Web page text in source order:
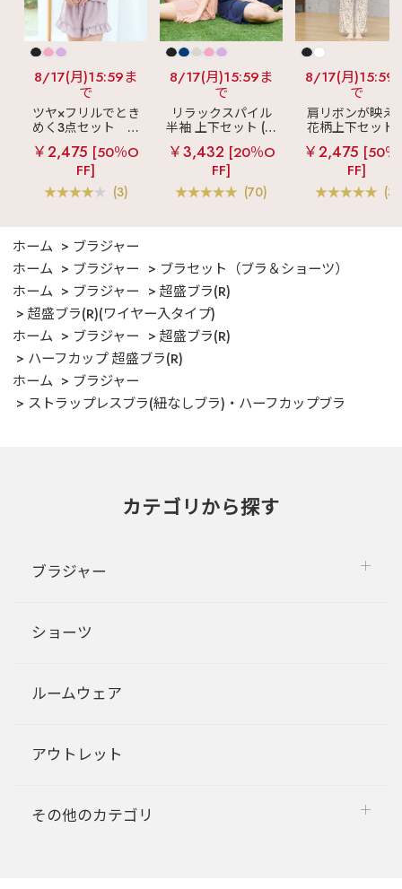
8/17(月)15:59ま
で
ツヤ×フリルでとき
めく3点セット
シ
ルキー ショートパ
ンツ 3点セット
￥2,475 [50％O
FF]
(3)
8/17(月)15:59ま
で
リラックスパイル
半袖 上下セット (男
女兼用サイズ)
￥3,432 [20％O
FF]
(70)
8/17(月)15:59
で
肩リボンが映え
花柄上下セット
メニーフラワー
ングパンツ 上下
ット
￥2,475 [50
FF]
(3)
ホーム
ブラジャー
ホーム
ブラジャー
ブラセット（ブラ＆ショーツ）
ホーム
ブラジャー
超盛ブラ(R)
超盛ブラ(R)(ワイヤー入タイプ)
ホーム
ブラジャー
超盛ブラ(R)
ハーフカップ 超盛ブラ(R)
ホーム
ブラジャー
ストラップレスブラ(紐なしブラ)・ハーフカップブラ
カテゴリから探す
ブラジャー
ショーツ
ルームウェア
アウトレット
その他のカテゴリ